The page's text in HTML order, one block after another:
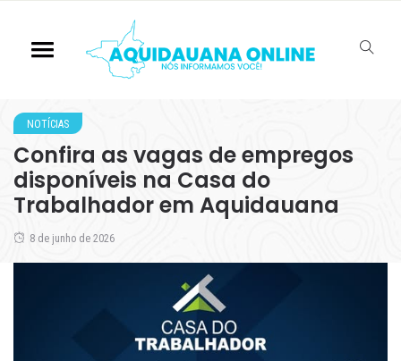
NOTÍCIAS
Confira as vagas de empregos
disponíveis na Casa do
Trabalhador em Aquidauana
8 de junho de 2026